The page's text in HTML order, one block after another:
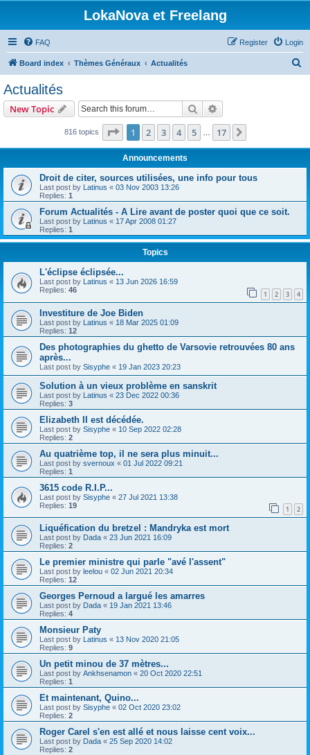
LokaNova et Freelang
FAQ Login
Register
Board index Thèmes Généraux Actualités
Actualités
New Topic Search
816 topics Page 1of 17
1 2 3 4 5 17
Announcements
Droit de citer, sources utilisées, une info pour tous
Last post by Latinus « 03 Nov 2003 13:26
Replies: 1
Forum Actualités - A Lire avant de poster quoi que ce soit.
Last post by Latinus « 17 Apr 2008 01:27
Replies: 1
Topics
L'éclipse éclipsée...
Last post by Latinus « 13 Jun 2026 16:59
Replies: 46 1 2 3 4
Investiture de Joe Biden
Last post by Latinus « 18 Mar 2025 01:09
Replies: 12
Des photographies du ghetto de Varsovie retrouvées 80 ans
après...
Last post by Sisyphe « 19 Jan 2023 20:23
Solution à un vieux problème en sanskrit
Last post by Latinus « 23 Dec 2022 00:36
Replies: 3
Elizabeth II est décédée.
Last post by Sisyphe « 10 Sep 2022 02:28
Replies: 2
Au quatrième top, il ne sera plus minuit...
Last post by svernoux « 01 Jul 2022 09:21
Replies: 1
3615 code R.I.P...
Last post by Sisyphe « 27 Jul 2021 13:38
Replies: 19 1 2
Liquéfication du bretzel : Mandryka est mort
Last post by Dada « 23 Jun 2021 16:09
Replies: 2
Le premier ministre qui parle "avé l'assent"
Last post by leelou « 02 Jun 2021 20:34
Replies: 12
Georges Pernoud a largué les amarres
Last post by Dada « 19 Jan 2021 13:46
Replies: 4
Monsieur Paty
Last post by Latinus « 13 Nov 2020 21:05
Replies: 9
Un petit minou de 37 mètres...
Last post by Ankhsenamon « 20 Oct 2020 22:51
Replies: 1
Et maintenant, Quino...
Last post by Sisyphe « 02 Oct 2020 23:02
Replies: 2
Roger Carel s'en est allé et nous laisse cent voix...
Last post by Dada « 25 Sep 2020 14:02
Replies: 2